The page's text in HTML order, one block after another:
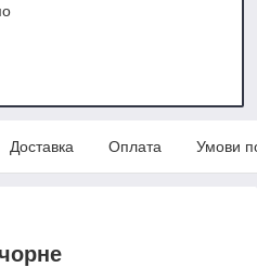
Доставка Оплата Умови